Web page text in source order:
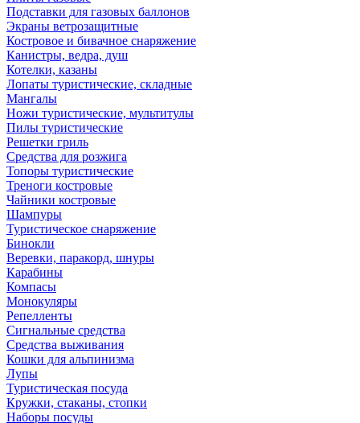
Подставки для газовых баллонов
Экраны ветрозащитные
Костровое и бивачное снаряжение
Канистры, ведра, душ
Котелки, казаны
Лопаты туристические, складные
Мангалы
Ножи туристические, мультитулы
Пилы туристические
Решетки гриль
Средства для розжига
Топоры туристические
Треноги костровые
Чайники костровые
Шампуры
Туристическое снаряжение
Бинокли
Веревки, паракорд, шнуры
Карабины
Компасы
Монокуляры
Репелленты
Сигнальные средства
Средства выживания
Кошки для альпинизма
Лупы
Туристическая посуда
Кружки, стаканы, стопки
Наборы посуды